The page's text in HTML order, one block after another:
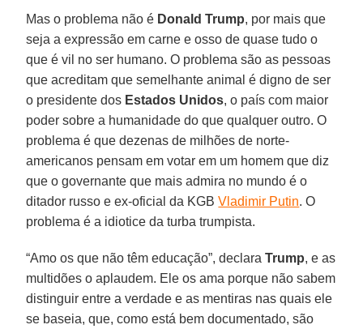
Mas o problema não é Donald Trump, por mais que
seja a expressão em carne e osso de quase tudo o
que é vil no ser humano. O problema são as pessoas
que acreditam que semelhante animal é digno de ser
o presidente dos Estados Unidos, o país com maior
poder sobre a humanidade do que qualquer outro. O
problema é que dezenas de milhões de norte-
americanos pensam em votar em um homem que diz
que o governante que mais admira no mundo é o
ditador russo e ex-oficial da KGBVladimir Putin. O
problema é a idiotice da turba trumpista.
“Amo os que não têm educação”, declaraTrump, e as
multidões o aplaudem. Ele os ama porque não sabem
distinguir entre a verdade e as mentiras nas quais ele
se baseia, que, como está bem documentado, são